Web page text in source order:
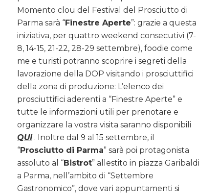
Momento clou del Festival del Prosciutto di
Parma sarà “Finestre Aperte”: grazie a questa
iniziativa, per quattro weekend consecutivi (7-
8, 14-15, 21-22, 28-29 settembre), foodie come
me e turisti potranno scoprire i segreti della
lavorazione della DOP visitando i prosciuttifici
della zona di produzione: L’elenco dei
prosciuttifici aderenti a “Finestre Aperte” e
tutte le informazioni utili per prenotare e
organizzare la vostra visita saranno disponibili
QUI. Inoltre dal 9 al 15 settembre, il
“Prosciutto di Parma” sarà poi protagonista
assoluto al “Bistrot” allestito in piazza Garibaldi
a Parma, nell’ambito di “Settembre
Gastronomico”, dove vari appuntamenti si